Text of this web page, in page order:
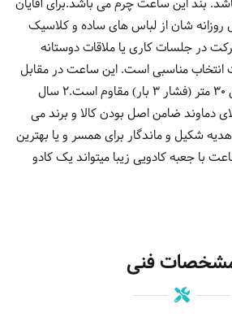
بند این ساعت چرم می باشد.برای آقایان
روزانه شان از لباس های ساده و کلاسیک
در جلسات کاری یا ملاقات دوستانه
مناسبی است. این ساعت در مقابل
رطوبت و نفوذ آب تا عمق 30 متر (فشار 3 بار) مقاوم است.2 سال
دماوند ضامن اصل بودن کالا و برند می
شکیل و ماندگار برای همسر و یا بهترین
با جعبه کادویی زیبا میتواند یک کادو
فنی